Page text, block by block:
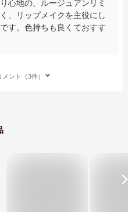
心地の、ルージュアンリミ
、リップメイクを主役にし
す。色持ちも良くておすす
ント（3件）